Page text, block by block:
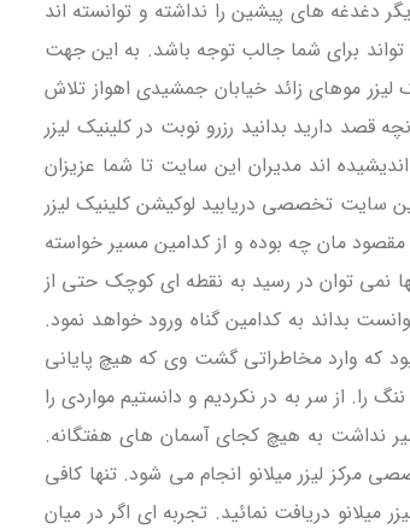
دغدغه های پیشین را نداشته و توانسته اند
برای شما جالب توجه باشد. به این جهت
لیزر موهای زائد خیابان جمشیدی اهواز تلاش
قصد دارید بدانید رزرو نوبت در کلینیک لیزر
اند مدیران این سایت تا شما عزیزان
این سایت تخصصی دریابید لوکیشن کلینیک لیزر
مان چه بوده و از کدامین مسیر خواسته
نمی توان در رسید به نقطه ای کوچک حتی از
بداند به کدامین گناه ورود خواهد نمود.
که وارد مخاطراتی گشت وی که هیچ پایانی
را. از سر به در نکردیم و دانستیم مواردی را
نداشت به هیچ کجای آسمان های هفتگانه.
مرکز لیزر میلانو انجام می شود. تنها کافی
دریافت نمائید. تجربه ای اگر در میان